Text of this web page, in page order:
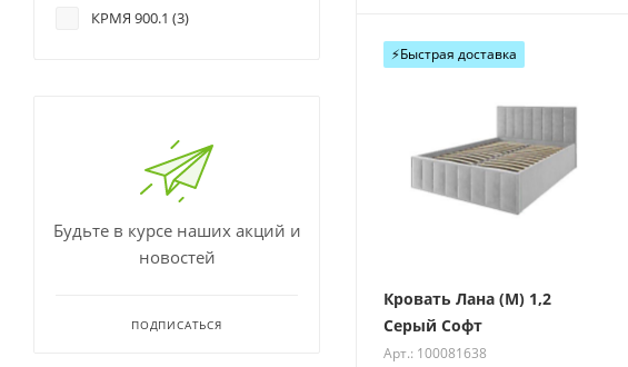
⚡️Быстрая доставка
Кровать Лана (М) 1,2
Серый Софт
Арт.: 100081638
КРМЯ 900.1 (3)
Будьте в курсе наших акций и
новостей
ПОДПИСАТЬСЯ